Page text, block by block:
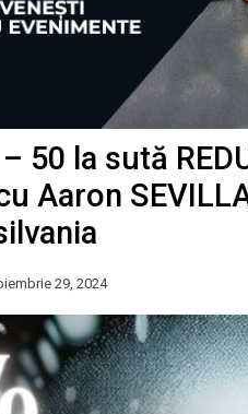
– 50 la sută
Aaron
29, 2024